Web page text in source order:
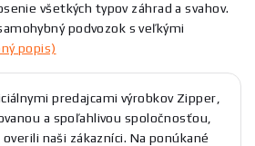
všetkých typov záhrad a svahov.
podvozok s veľkými
popis)
predajcami výrobkov Zipper,
a spoľahlivou spoločnosťou,
naši zákazníci. Na ponúkané